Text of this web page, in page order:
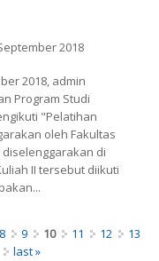
2018
2018, admin
Program Studi
"Pelatihan
oleh Fakultas
diselenggarakan di
II tersebut diikuti
8 9 10 11 12
13
last »